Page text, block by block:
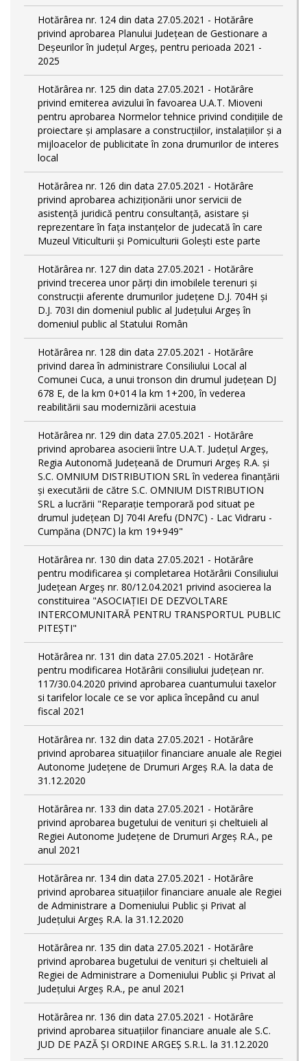
Hotărârea nr. 124 din data 27.05.2021 - Hotărâre
privind aprobarea Planului Județean de Gestionare a
Deșeurilor în județul Argeș, pentru perioada 2021 -
2025
Hotărârea nr. 125 din data 27.05.2021 - Hotărâre
privind emiterea avizului în favoarea U.A.T. Mioveni
pentru aprobarea Normelor tehnice privind condiţiile de
proiectare şi amplasare a construcţiilor, instalaţiilor şi a
mijloacelor de publicitate în zona drumurilor de interes
local
Hotărârea nr. 126 din data 27.05.2021 - Hotărâre
privind aprobarea achiziționării unor servicii de
asistență juridică pentru consultanță, asistare și
reprezentare în fața instanțelor de judecată în care
Muzeul Viticulturii și Pomiculturii Golești este parte
Hotărârea nr. 127 din data 27.05.2021 - Hotărâre
privind trecerea unor părţi din imobilele terenuri şi
construcţii aferente drumurilor județene D.J. 704H și
D.J. 703I din domeniul public al Județului Argeș în
domeniul public al Statului Român
Hotărârea nr. 128 din data 27.05.2021 - Hotărâre
privind darea în administrare Consiliului Local al
Comunei Cuca, a unui tronson din drumul județean DJ
678 E, de la km 0+014 la km 1+200, în vederea
reabilitării sau modernizării acestuia
Hotărârea nr. 129 din data 27.05.2021 - Hotărâre
privind aprobarea asocierii între U.A.T. Județul Argeș,
Regia Autonomă Județeană de Drumuri Argeș R.A. și
S.C. OMNIUM DISTRIBUTION SRL în vederea finanţării
şi executării de către S.C. OMNIUM DISTRIBUTION
SRL a lucrării "Reparație temporară pod situat pe
drumul județean DJ 704I Arefu (DN7C) - Lac Vidraru -
Cumpăna (DN7C) la km 19+949"
Hotărârea nr. 130 din data 27.05.2021 - Hotărâre
pentru modificarea și completarea Hotărârii Consiliului
Județean Argeș nr. 80/12.04.2021 privind asocierea la
constituirea "ASOCIAȚIEI DE DEZVOLTARE
INTERCOMUNITARĂ PENTRU TRANSPORTUL PUBLIC
PITEȘTI"
Hotărârea nr. 131 din data 27.05.2021 - Hotărâre
pentru modificarea Hotărârii consiliului județean nr.
117/30.04.2020 privind aprobarea cuantumului taxelor
si tarifelor locale ce se vor aplica începând cu anul
fiscal 2021
Hotărârea nr. 132 din data 27.05.2021 - Hotărâre
privind aprobarea situațiilor financiare anuale ale Regiei
Autonome Județene de Drumuri Argeș R.A. la data de
31.12.2020
Hotărârea nr. 133 din data 27.05.2021 - Hotărâre
privind aprobarea bugetului de venituri și cheltuieli al
Regiei Autonome Județene de Drumuri Argeș R.A., pe
anul 2021
Hotărârea nr. 134 din data 27.05.2021 - Hotărâre
privind aprobarea situațiilor financiare anuale ale Regiei
de Administrare a Domeniului Public și Privat al
Județului Argeș R.A. la 31.12.2020
Hotărârea nr. 135 din data 27.05.2021 - Hotărâre
privind aprobarea bugetului de venituri și cheltuieli al
Regiei de Administrare a Domeniului Public și Privat al
Județului Argeș R.A., pe anul 2021
Hotărârea nr. 136 din data 27.05.2021 - Hotărâre
privind aprobarea situațiilor financiare anuale ale S.C.
JUD DE PAZĂ ȘI ORDINE ARGEȘ S.R.L. la 31.12.2020